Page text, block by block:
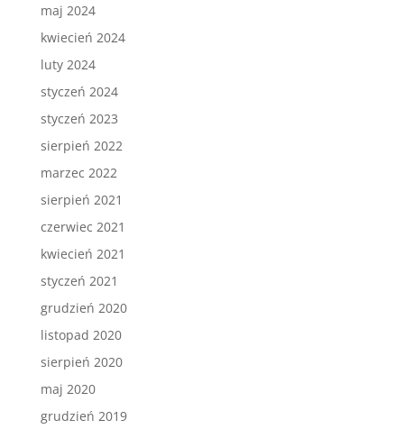
maj 2024
kwiecień 2024
luty 2024
styczeń 2024
styczeń 2023
sierpień 2022
marzec 2022
sierpień 2021
czerwiec 2021
kwiecień 2021
styczeń 2021
grudzień 2020
listopad 2020
sierpień 2020
maj 2020
grudzień 2019